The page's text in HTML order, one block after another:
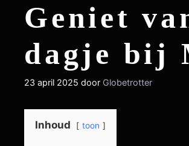
Geniet
dagje bij
23 april 2025 door Globetrotter
Inhoud toon